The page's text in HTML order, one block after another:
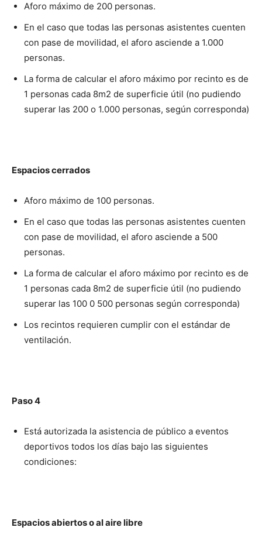
Aforo máximo de 200 personas.
En el caso que todas las personas asistentes cuenten
con pase de movilidad, el aforo asciende a 1.000
personas.
La forma de calcular el aforo máximo por recinto es de
1 personas cada 8m2 de superficie útil (no pudiendo
superar las 200 o 1.000 personas, según corresponda)
Espacios cerrados
Aforo máximo de 100 personas.
En el caso que todas las personas asistentes cuenten
con pase de movilidad, el aforo asciende a 500
personas.
La forma de calcular el aforo máximo por recinto es de
1 personas cada 8m2 de superficie útil (no pudiendo
superar las 100 0 500 personas según corresponda)
Los recintos requieren cumplir con el estándar de
ventilación.
Paso 4
Está autorizada la asistencia de público a eventos
deportivos todos los días bajo las siguientes
condiciones:
Espacios abiertos o al aire libre